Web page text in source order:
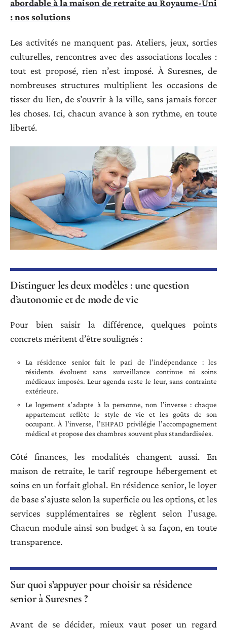
abordable à la maison de retraite au Royaume-Uni
: nos solutions
Les activités ne manquent pas. Ateliers, jeux, sorties
culturelles, rencontres avec des associations locales :
tout est proposé, rien n’est imposé. À Suresnes, de
nombreuses structures multiplient les occasions de
tisser du lien, de s’ouvrir à la ville, sans jamais forcer
les choses. Ici, chacun avance à son rythme, en toute
liberté.
Distinguer les deux modèles : une question
d’autonomie et de mode de vie
Pour bien saisir la différence, quelques points
concrets méritent d’être soulignés :
La résidence senior fait le pari de l’indépendance : les
résidents évoluent sans surveillance continue ni soins
médicaux imposés. Leur agenda reste le leur, sans contrainte
extérieure.
Le logement s’adapte à la personne, non l’inverse : chaque
appartement reflète le style de vie et les goûts de son
occupant. À l’inverse, l’EHPAD privilégie l’accompagnement
médical et propose des chambres souvent plus standardisées.
Côté finances, les modalités changent aussi. En
maison de retraite, le tarif regroupe hébergement et
soins en un forfait global. En résidence senior, le loyer
de base s’ajuste selon la superficie ou les options, et les
services supplémentaires se règlent selon l’usage.
Chacun module ainsi son budget à sa façon, en toute
transparence.
Sur quoi s’appuyer pour choisir sa résidence
senior à Suresnes ?
Avant de se décider, mieux vaut poser un regard